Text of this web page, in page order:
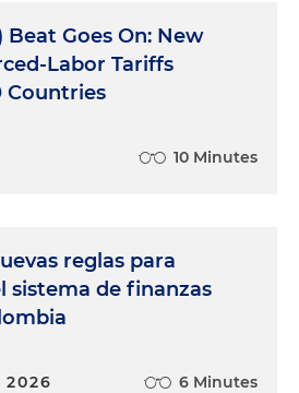
Goes On: New
Labor Tariffs
Countries
10 Minutes
reglas para
sistema de finanzas
2026 6 Minutes